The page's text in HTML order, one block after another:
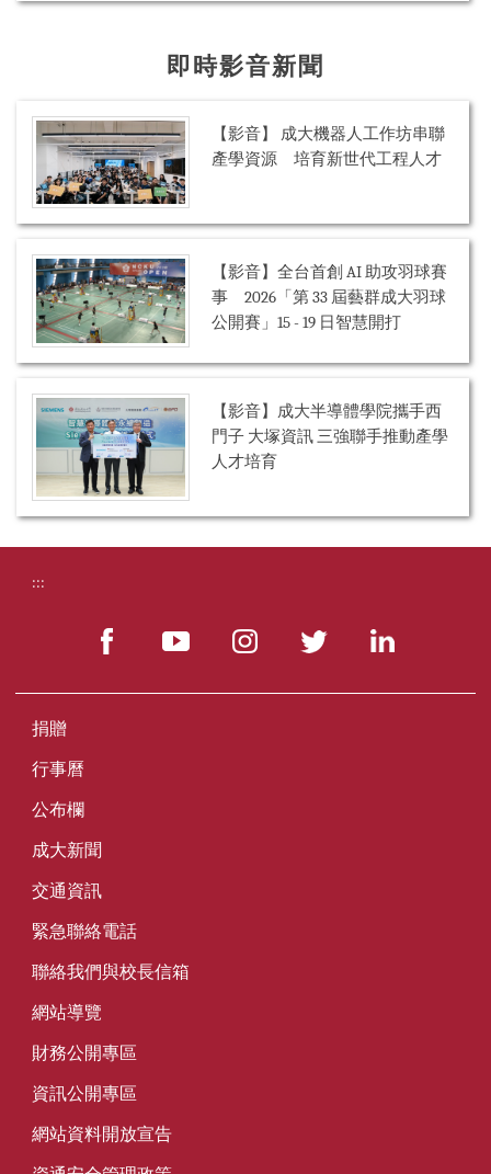
即時影音新聞
【影音】 成大機器人工作坊串聯
產學資源 培育新世代工程人才
【影音】全台首創 AI 助攻羽球賽
事 2026「第 33 屆藝群成大羽球
公開賽」15 - 19 日智慧開打
【影音】成大半導體學院攜手西
門子 大塚資訊 三強聯手推動產學
人才培育
:::
捐贈
行事曆
公布欄
成大新聞
交通資訊
緊急聯絡電話
聯絡我們與校長信箱
網站導覽
財務公開專區
資訊公開專區
網站資料開放宣告